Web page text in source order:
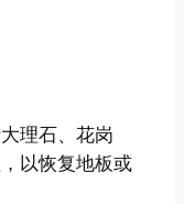
理石、花岗
以恢复地板或